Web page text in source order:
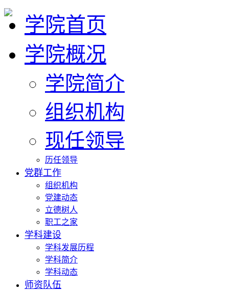
学院首页
学院概况
学院简介
组织机构
现任领导
历任领导
党群工作
组织机构
党建动态
立德树人
职工之家
学科建设
学科发展历程
学科简介
学科动态
师资队伍